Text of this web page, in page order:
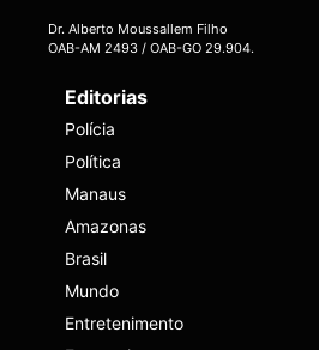
Dr. Alberto Moussallem Filho
OAB-AM 2493 / OAB-GO 29.904.
Editorias
Polícia
Política
Manaus
Amazonas
Brasil
Mundo
Entretenimento